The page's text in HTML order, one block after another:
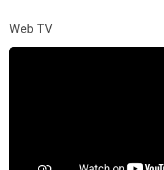
Web TV